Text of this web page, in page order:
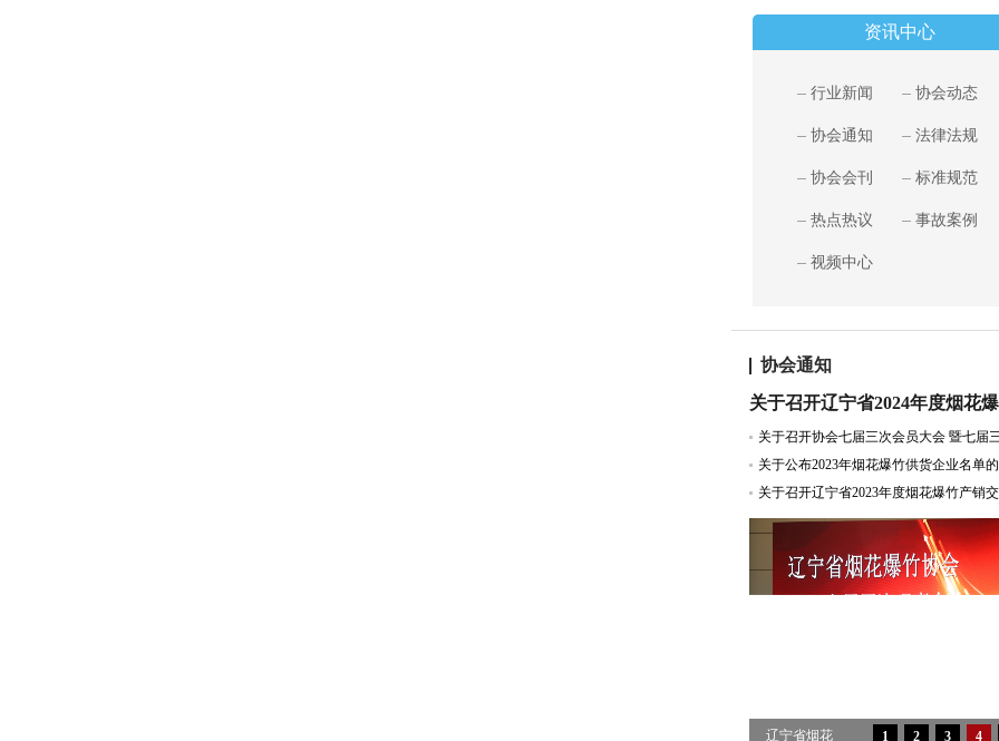
资讯中心
行业新闻 协会动态
协会通知 法律法规
协会会刊 标准规范
热点热议 事故案例
视频中心
协会通知
关于公布2023年烟花爆竹供货企业名单
1 2 3 4
辽宁省烟花